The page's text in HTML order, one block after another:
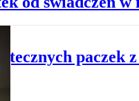
paczek